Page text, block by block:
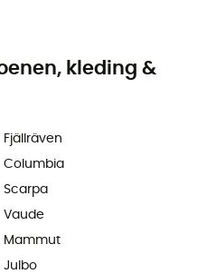
kleding &
Fjällräven
Columbia
Scarpa
Vaude
Mammut
Julbo